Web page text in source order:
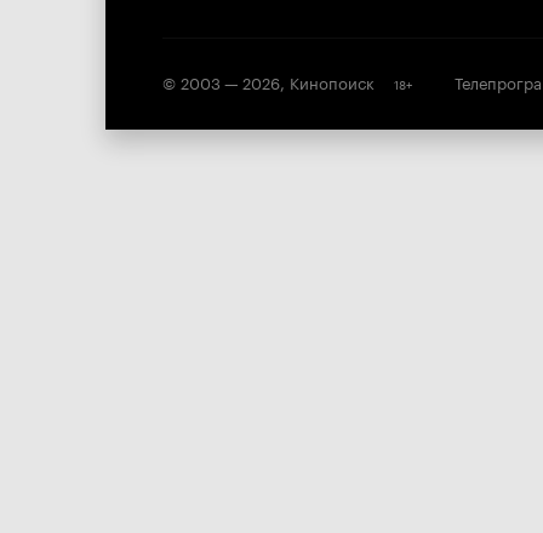
© 2003 — 2026, Кинопоиск 18+